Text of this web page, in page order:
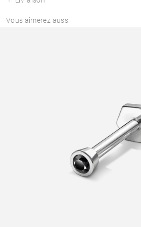
Vous aimerez aussi